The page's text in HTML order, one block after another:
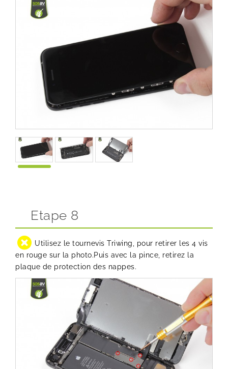
Etape 8
Utilisez le tournevis Triwing , pour retirer les 4 vis
en rouge sur la photo.Puis avec la pince, retirez la
plaque de protection des nappes.